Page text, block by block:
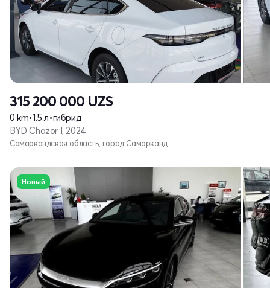
315 200 000 UZS
0 km•1.5 л•гибрид
BYD Chazor I, 2024
Самаркандская область, город Самарканд
Новый